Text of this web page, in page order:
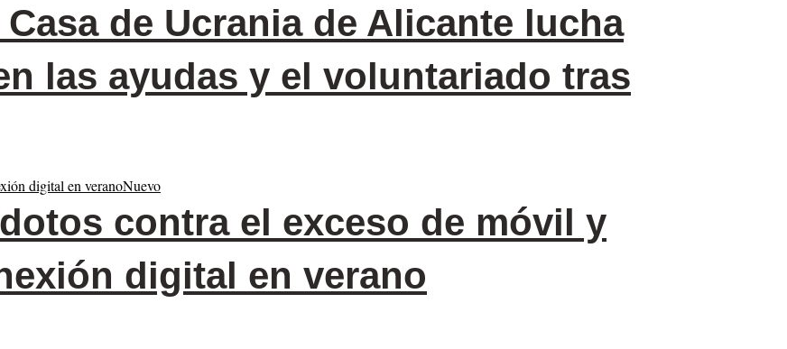
Casa de Ucrania de Alicante lucha
las ayudas y el voluntariado tras
Nuevo
contra el exceso de móvil y
digital en verano